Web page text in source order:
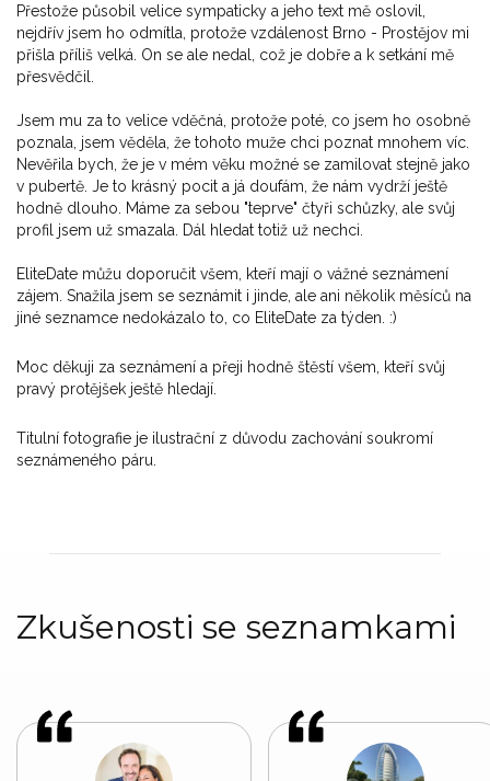
Přestože působil velice sympaticky a jeho text mě oslovil,
nejdřív jsem ho odmítla, protože vzdálenost Brno - Prostějov mi
přišla příliš velká. On se ale nedal, což je dobře a k setkání mě
přesvědčil.
Jsem mu za to velice vděčná, protože poté, co jsem ho osobně
poznala, jsem věděla, že tohoto muže chci poznat mnohem víc.
Nevěřila bych, že je v mém věku možné se zamilovat stejně jako
v pubertě. Je to krásný pocit a já doufám, že nám vydrží ještě
hodně dlouho. Máme za sebou "teprve" čtyři schůzky, ale svůj
profil jsem už smazala. Dál hledat totiž už nechci.
EliteDate můžu doporučit všem, kteří mají o vážné seznámení
zájem. Snažila jsem se seznámit i jinde, ale ani několik měsíců na
jiné seznamce nedokázalo to, co EliteDate za týden. :)
Moc děkuji za seznámení a přeji hodně štěstí všem, kteří svůj
pravý protějšek ještě hledají.
Titulní fotografie je ilustrační z důvodu zachování soukromí
seznámeného páru.
Zkušenosti se seznamkami